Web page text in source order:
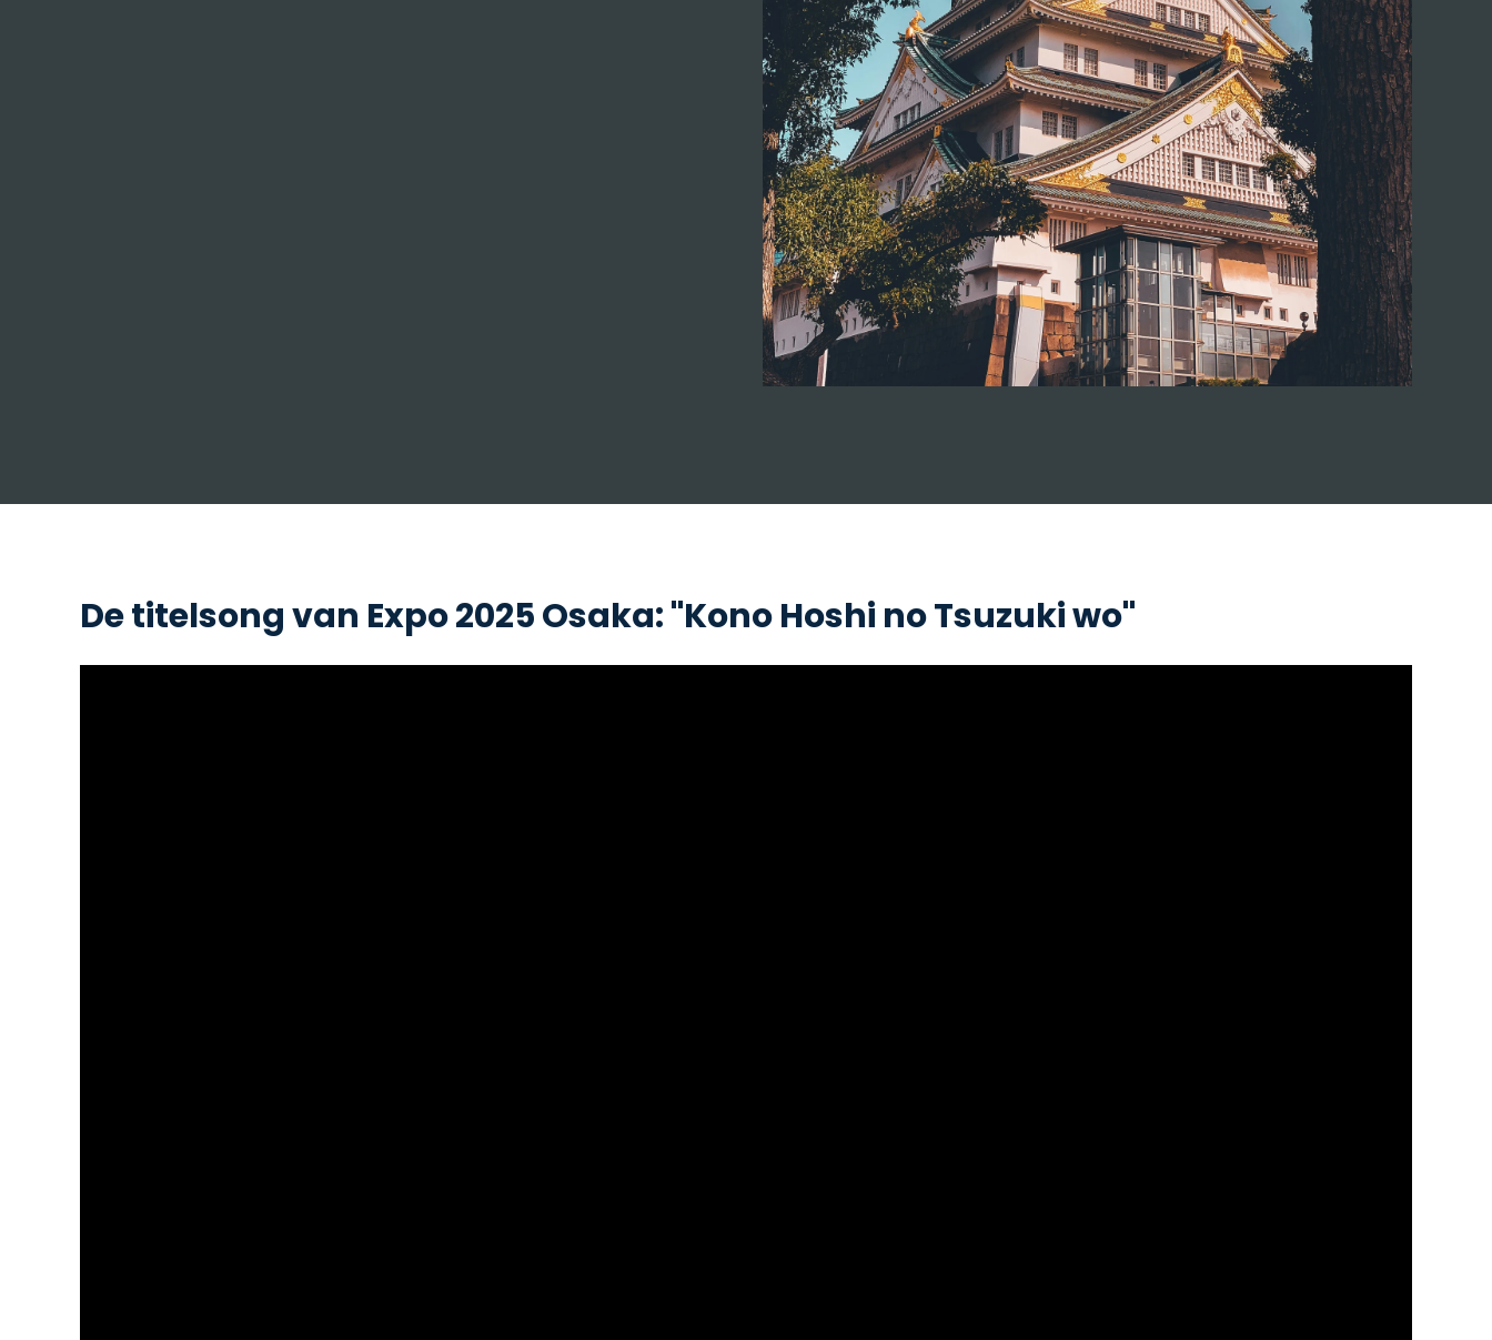
De titelsong van Expo 2025 Osaka: "Kono Hoshi no Tsuzuki wo"